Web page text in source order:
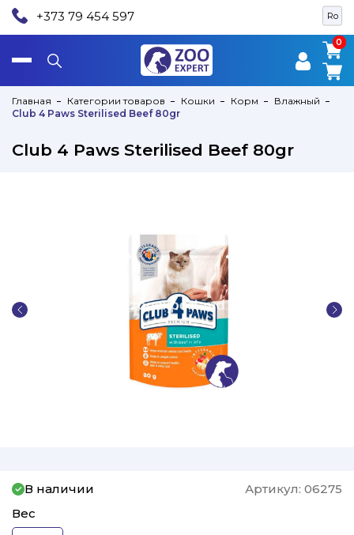
Ro
+373 79 454 597
0
0
Главная Категории товаров Кошки Корм
Влажный
Club 4 Paws Sterilised Beef 80gr
Club 4 Paws Sterilised Beef 80gr
В наличии Артикул: 06275
Вес